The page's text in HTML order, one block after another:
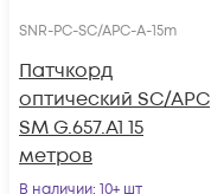
SNR-PC-SC/APC-A-15m
Патчкорд
оптический SC/APC
SM G.657.A1 15
метров
В наличии: 10+ шт